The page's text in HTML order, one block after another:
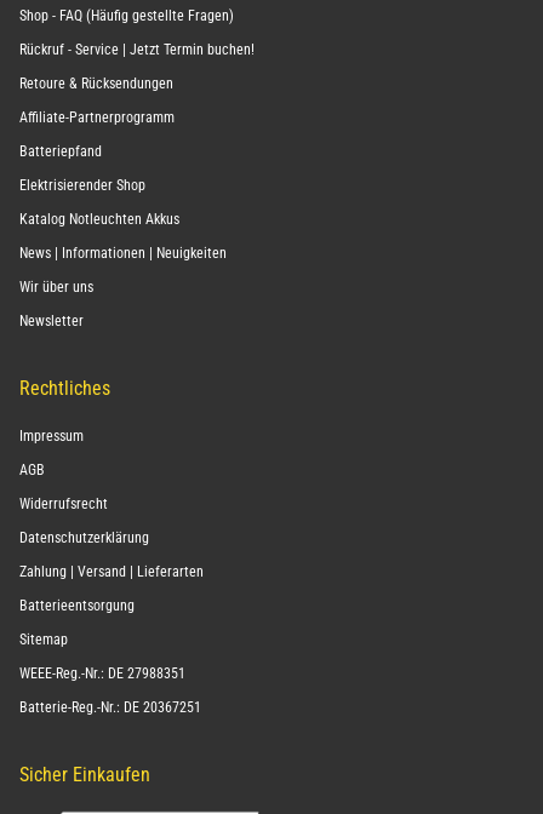
Shop - FAQ (Häufig gestellte Fragen)
Rückruf - Service | Jetzt Termin buchen!
Retoure & Rücksendungen
Affiliate-Partnerprogramm
Batteriepfand
Elektrisierender Shop
Katalog Notleuchten Akkus
News | Informationen | Neuigkeiten
Wir über uns
Newsletter
Rechtliches
Impressum
AGB
Widerrufsrecht
Datenschutzerklärung
Zahlung | Versand | Lieferarten
Batterieentsorgung
Sitemap
WEEE-Reg.-Nr.: DE 27988351
Batterie-Reg.-Nr.: DE 20367251
Sicher Einkaufen